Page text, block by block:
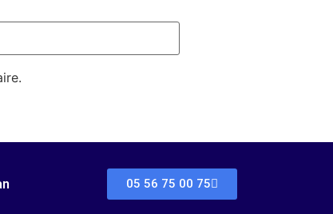
05 56 75 00 75